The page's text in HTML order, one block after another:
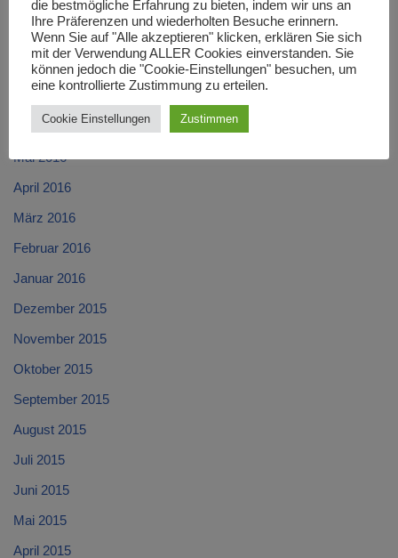
Oktober 2016
September 2016
August 2016
Juni 2016
Mai 2016
April 2016
März 2016
Februar 2016
Januar 2016
Dezember 2015
November 2015
Oktober 2015
September 2015
August 2015
Juli 2015
Juni 2015
Mai 2015
April 2015
die bestmögliche Erfahrung zu bieten, indem wir uns an
Ihre Präferenzen und wiederholten Besuche erinnern.
Wenn Sie auf "Alle akzeptieren" klicken, erklären Sie sich
mit der Verwendung ALLER Cookies einverstanden. Sie
können jedoch die "Cookie-Einstellungen" besuchen, um
eine kontrollierte Zustimmung zu erteilen.
Cookie Einstellungen Zustimmen